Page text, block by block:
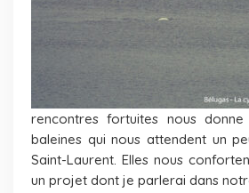
rencontres fortuites nous
baleines qui nous attendent un
Saint-Laurent. Elles nous
un projet dont je parlerai dans